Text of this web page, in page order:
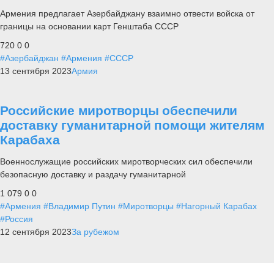
Армения предлагает Азербайджану взаимно отвести войска от
границы на основании карт Генштаба СССР
720 0 0
#Азербайджан #Армения #СССР
13 сентября 2023Армия
Российские миротворцы обеспечили
доставку гуманитарной помощи жителям
Карабаха
Военнослужащие российских миротворческих сил обеспечили
безопасную доставку и раздачу гуманитарной
1 079 0 0
#Армения #Владимир Путин #Миротворцы #Нагорный Карабах
#Россия
12 сентября 2023За рубежом